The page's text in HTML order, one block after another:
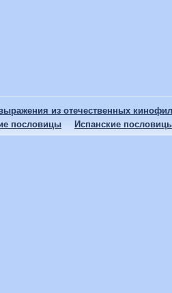
из отечественных
пословицы Испанские